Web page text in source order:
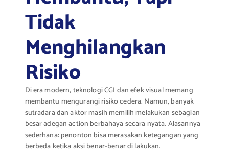
Tidak
Menghilangkan
Risiko
Di era modern, teknologi CGI dan efek visual memang
membantu mengurangi risiko cedera. Namun, banyak
sutradara dan aktor masih memilih melakukan sebagian
besar adegan action berbahaya secara nyata. Alasannya
sederhana: penonton bisa merasakan ketegangan yang
berbeda ketika aksi benar-benar di lakukan.